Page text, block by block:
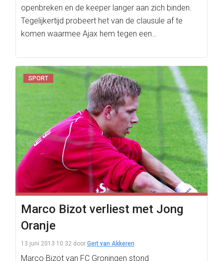
openbreken en de keeper langer aan zich binden.
Tegelijkertijd probeert het van de clausule af te
komen waarmee Ajax hem tegen een…
SPORT
Marco Bizot verliest met Jong
Oranje
13 juni 2013 10:32 door Gert van Akkeren
Marco Bizot van FC Groningen stond